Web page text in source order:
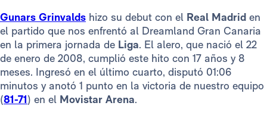
Gunars Grinvalds hizo su debut con el Real Madrid en
el partido que nos enfrentó al Dreamland Gran Canaria
en la primera jornada de Liga. El alero, que nació el 22
de enero de 2008, cumplió este hito con 17 años y 8
meses. Ingresó en el último cuarto, disputó 01:06
minutos y anotó 1 punto en la victoria de nuestro equipo
(81-71) en el Movistar Arena.